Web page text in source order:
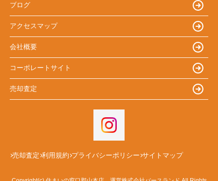
ブログ
アクセスマップ
会社概要
コーポレートサイト
売却査定
売却査定 利用規約 プライバシーポリシー サイトマップ